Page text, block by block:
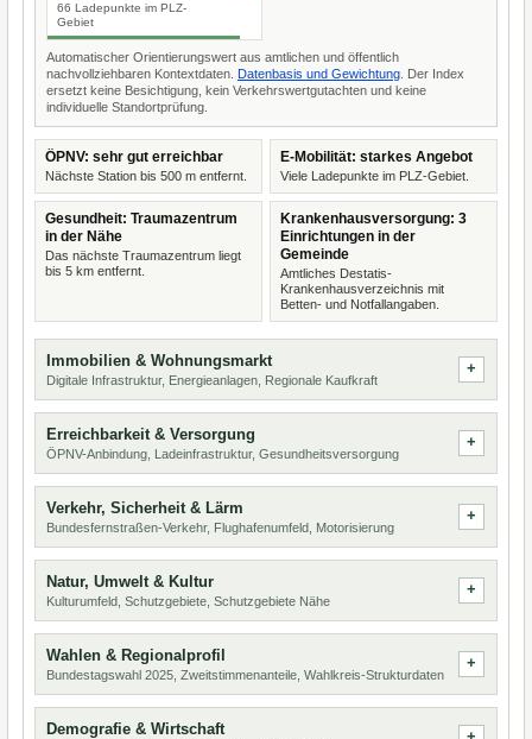
66 Ladepunkte im PLZ-
Gebiet
Automatischer Orientierungswert aus amtlichen und öffentlich
nachvollziehbaren Kontextdaten. Datenbasis und Gewichtung . Der Index
ersetzt keine Besichtigung, kein Verkehrswertgutachten und keine
individuelle Standortprüfung.
ÖPNV: sehr gut erreichbar
Nächste Station bis 500 m entfernt.
E-Mobilität: starkes Angebot
Viele Ladepunkte im PLZ-Gebiet.
Gesundheit: Traumazentrum
in der Nähe
Das nächste Traumazentrum liegt
bis 5 km entfernt.
Krankenhausversorgung: 3
Einrichtungen in der
Gemeinde
Amtliches Destatis-
Krankenhausverzeichnis mit
Betten- und Notfallangaben.
Immobilien & Wohnungsmarkt
Digitale Infrastruktur, Energieanlagen, Regionale Kaufkraft
Erreichbarkeit & Versorgung
ÖPNV-Anbindung, Ladeinfrastruktur, Gesundheitsversorgung
Verkehr, Sicherheit & Lärm
Bundesfernstraßen-Verkehr, Flughafenumfeld, Motorisierung
Natur, Umwelt & Kultur
Kulturumfeld, Schutzgebiete, Schutzgebiete Nähe
Wahlen & Regionalprofil
Bundestagswahl 2025, Zweitstimmenanteile, Wahlkreis-Strukturdaten
Demografie & Wirtschaft